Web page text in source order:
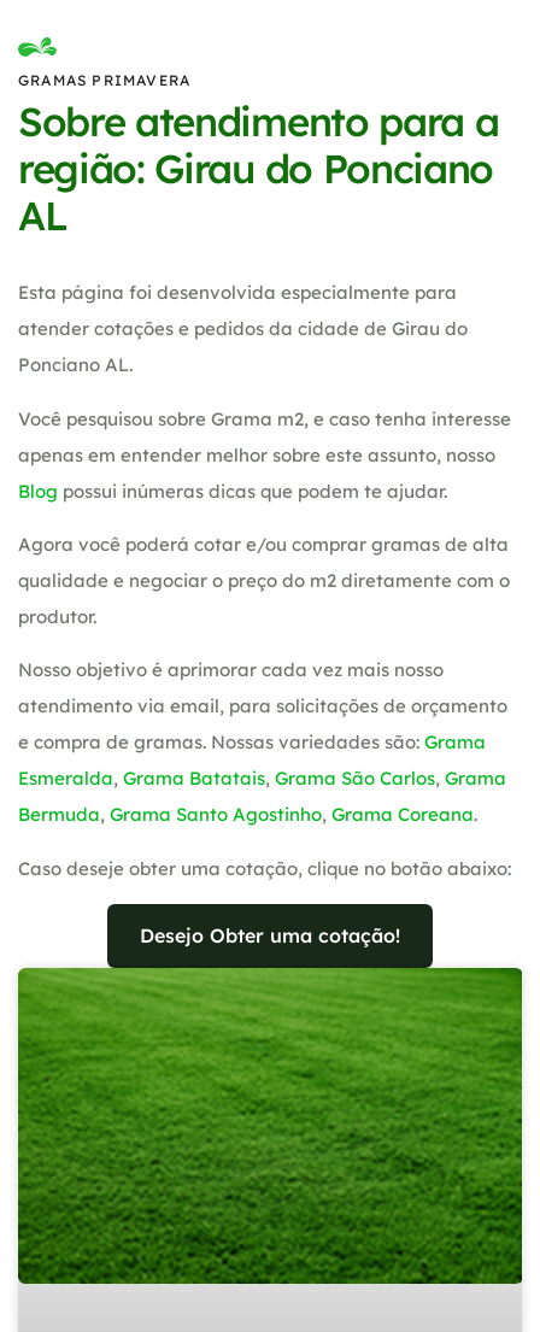
GRAMAS PRIMAVERA
Sobre atendimento para a
região: Girau do Ponciano
AL
Esta página foi desenvolvida especialmente para
atender cotações e pedidos da cidade de Girau do
Ponciano AL.
Você pesquisou sobre Grama m2, e caso tenha interesse
apenas em entender melhor sobre este assunto, nosso
Blog possui inúmeras dicas que podem te ajudar.
Agora você poderá cotar e/ou comprar gramas de alta
qualidade e negociar o preço do m2 diretamente com o
produtor.
Nosso objetivo é aprimorar cada vez mais nosso
atendimento via email, para solicitações de orçamento
e compra de gramas. Nossas variedades são: Grama
Esmeralda, Grama Batatais, Grama São Carlos, Grama
Bermuda, Grama Santo Agostinho, Grama Coreana.
Caso deseje obter uma cotação, clique no botão abaixo:
Desejo Obter uma cotação!